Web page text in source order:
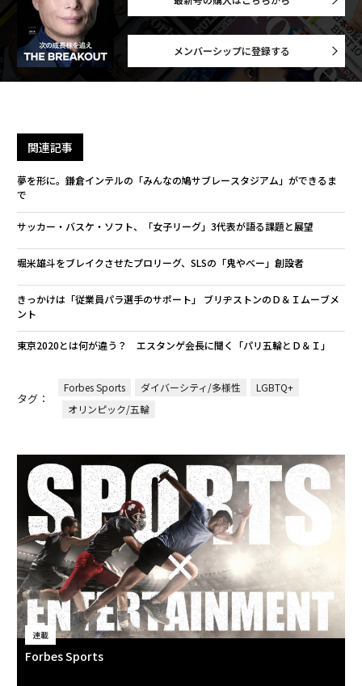
メンバーシップに登録する
関連記事
夢を形に。鎌倉インテルの「みんなの鳩サブレースタジアム」ができるま
で
サッカー・バスケ・ソフト、「女子リーグ」3代表が語る課題と展望
堀米雄斗をブレイクさせたプロリーグ、SLSの「鬼やべー」創設者
きっかけは「従業員パラ選手のサポート」 ブリヂストンのＤ＆Ｉムーブメ
ント
東京2020とは何が違う？ エスタンゲ会長に聞く「パリ五輪とＤ＆Ｉ」
タグ：
Forbes Sports ダイバーシティ/多様性
LGBTQ+
オリンピック/五輪
連載
Forbes Sports